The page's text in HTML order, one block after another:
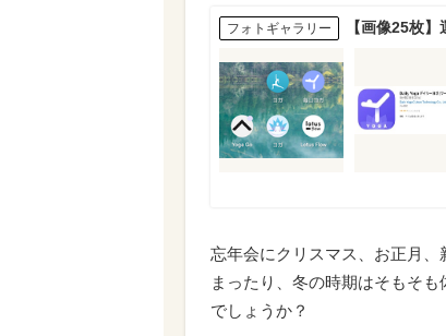
フォトギャラリー 【画像25枚
忘年会にクリスマス、お正月
まったり、冬の時期はそもそ
でしょうか？